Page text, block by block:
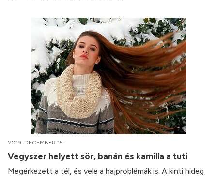
2019. DECEMBER 15.
Vegyszer helyett sör, banán és kamilla a tuti
Megérkezett a tél, és vele a hajproblémák is. A kinti hideg